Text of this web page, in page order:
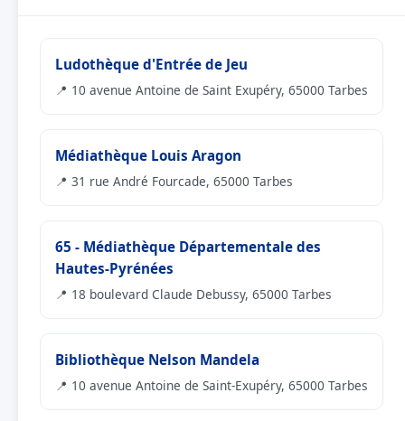
Ludothèque d'Entrée de Jeu
📍 10 avenue Antoine de Saint Exupéry, 65000 Tarbes
Médiathèque Louis Aragon
📍 31 rue André Fourcade, 65000 Tarbes
65 - Médiathèque Départementale des
Hautes-Pyrénées
📍 18 boulevard Claude Debussy, 65000 Tarbes
Bibliothèque Nelson Mandela
📍 10 avenue Antoine de Saint-Exupéry, 65000 Tarbes